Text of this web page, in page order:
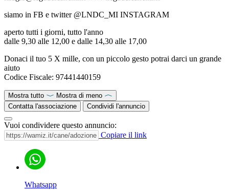
siamo in FB e twitter @LNDC_MI INSTAGRAM
aperto tutti i giorni, tutto l'anno
dalle 9,30 alle 12,00 e dalle 14,30 alle 17,00
Donaci il tuo 5 X mille, con un piccolo gesto potrai darci un grande
aiuto
Codice Fiscale: 97441440159
Mostra tutto
Mostra di meno
Contatta l'associazione
Condividi l'annuncio
Vuoi condividere questo annuncio:
Copiare il link
Whatsapp